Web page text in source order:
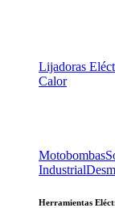
Lijadoras
Calor
Motobombas
Industrial
Herramientas